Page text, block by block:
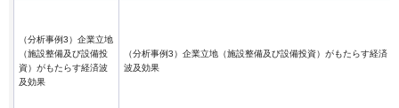
（分析事例3）企業立地
（施設整備及び設備投
資）がもたらす経済波
及効果
（分析事例3）企業立地（施設整備及び設備投資）がもたらす経済
波及効果